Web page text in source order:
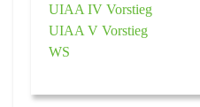
UIAA IV Vorstieg
UIAA V Vorstieg
WS